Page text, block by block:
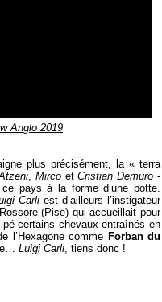
Anglo 2019
plus précisément, la « terra
, MircoetCristian Demuro-
pays à la forme d’une botte.
Carliest d’ailleurs l’instigateur
(Pise) qui accueillait pour
certains chevaux entraînés en
l’Hexagone comme Forban du
Luigi Carli, tiens donc !